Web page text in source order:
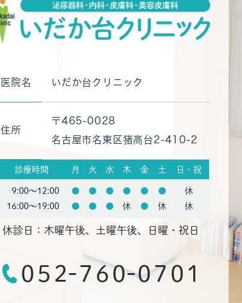
医院名 いだか台クリニック
住所
〒465-0028
名古屋市名東区猪高台2-410-2
診療時間 月 火 水 木 金 土 日・祝
9:00〜12:00 ● ● ● ● ● ●
休
16:00〜19:00
● ● ● 休 ● 休 休
休診日：木曜午後、土曜午後、日曜・祝日